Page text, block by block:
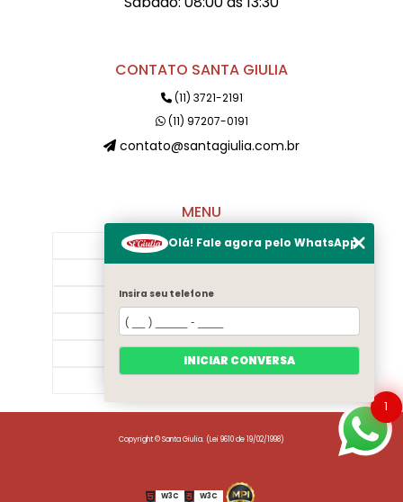
CONTATO SANTA GIULIA
(11) 3721-2191
(11) 97207-0191
contato@santagiulia.com.br
MENU
Início
Galeria
Contato
Categorias
Mapa do site
Copyright © Santa Giulia. (Lei 9610 de 19/02/1998)
W3C W3C
1
Olá! Fale agora pelo WhatsApp
Insira seu telefone
INICIAR CONVERSA